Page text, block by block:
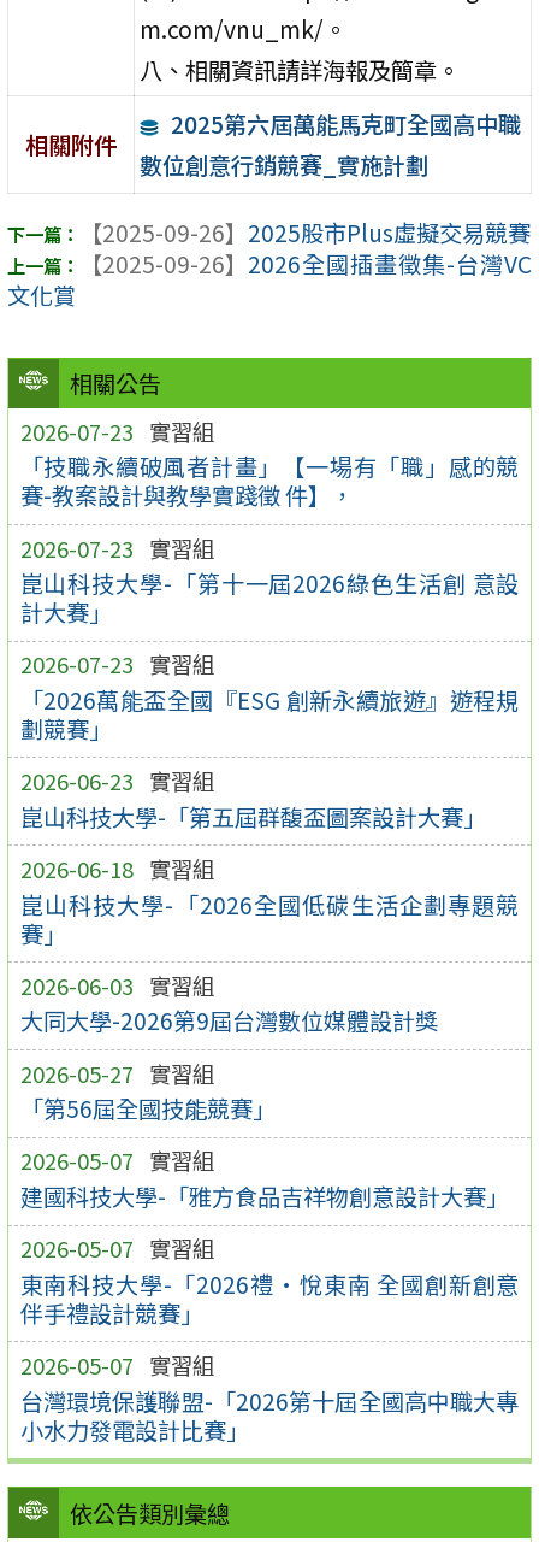
相關公告
2026-07-23 實習組
「技職永續破風者計畫」【一場有「職」感的競
賽-教案設計與教學實踐徵 件】，
2026-07-23 實習組
崑山科技大學-「第十一屆2026綠色生活創 意設
計大賽」
2026-07-23 實習組
「2026萬能盃全國『ESG 創新永續旅遊』遊程規
劃競賽」
2026-06-23 實習組
崑山科技大學-「第五屆群馥盃圖案設計大賽」
2026-06-18 實習組
崑山科技大學-「2026全國低碳生活企劃專題競
賽」
2026-06-03 實習組
大同大學-2026第9屆台灣數位媒體設計獎
2026-05-27 實習組
「第56屆全國技能競賽」
2026-05-07 實習組
建國科技大學-「雅方食品吉祥物創意設計大賽」
2026-05-07 實習組
東南科技大學-「2026禮•悅東南 全國創新創意
伴手禮設計競賽」
2026-05-07 實習組
台灣環境保護聯盟-「2026第十屆全國高中職大專
小水力發電設計比賽」
依公告類別彙總
m.com/vnu_mk/。
八、相關資訊請詳海報及簡章。
相關附件
2025第六屆萬能馬克町全國高中職
數位創意行銷競賽_實施計劃
【2025-09-26】 2025股市Plus虛擬交易競賽
【2025-09-26】 2026全國插畫徵集-台灣VC
文化賞